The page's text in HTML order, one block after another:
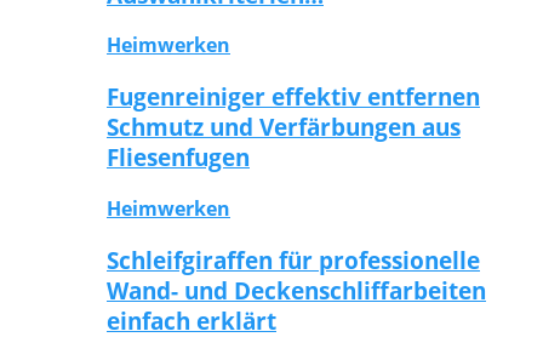
Heimwerken
Fugenreiniger effektiv entfernen
Schmutz und Verfärbungen aus
Fliesenfugen
Heimwerken
Schleifgiraffen für professionelle
Wand- und Deckenschliffarbeiten
einfach erklärt